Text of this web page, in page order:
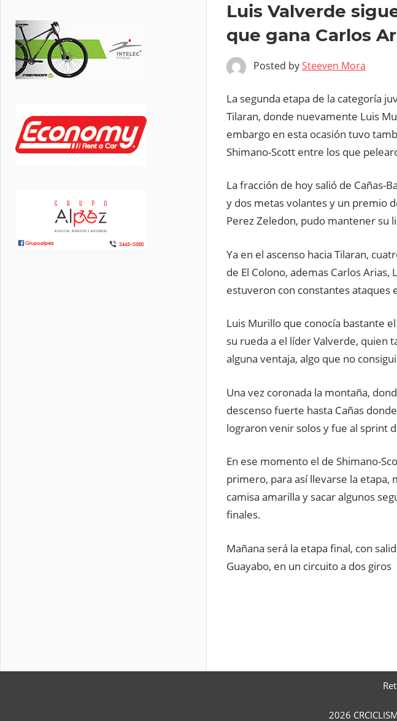
Luis Valverde
que gana Carlos
Posted bySteeven Mora
La segunda etapa de la categoría
Tilaran, donde nuevamente Luis
embargo en esta ocasión tuvo
Shimano-Scott entre los que
La fracción de hoy salió de Cañas-
y dos metas volantes y un premio
Perez Zeledon, pudo mantener su
Ya en el ascenso hacia Tilaran,
de El Colono, ademas Carlos
estuveron con constantes ataques
Luis Murillo que conocía bastante
su rueda a el líder Valverde, quien
alguna ventaja, algo que no
Una vez coronada la montaña,
descenso fuerte hasta Cañas
lograron venir solos y fue al sprint
En ese momento el de Shimano-
primero, para así llevarse la etapa,
camisa amarilla y sacar algunos
finales.
Mañana será la etapa final, con
Guayabo, en un circuito a dos giros
2026